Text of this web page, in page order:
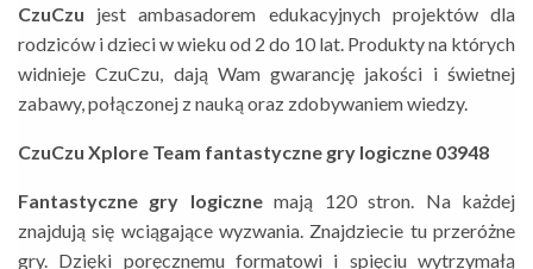
CzuCzu jest ambasadorem edukacyjnych projektów dla
rodziców i dzieci w wieku od 2 do 10 lat. Produkty na których
widnieje CzuCzu, dają Wam gwarancję jakości i świetnej
zabawy, połączonej z nauką oraz zdobywaniem wiedzy.
CzuCzu Xplore Team fantastyczne gry logiczne 03948
Fantastyczne gry logicznemają 120 stron. Na każdej
znajdują się wciągające wyzwania. Znajdziecie tu przeróżne
gry. Dzięki poręcznemu formatowi i spięciu wytrzymałą